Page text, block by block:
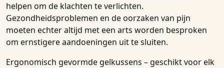
helpen om de klachten te verlichten.
Gezondheidsproblemen en de oorzaken van pijn
moeten echter altijd met een arts worden besproken
om ernstigere aandoeningen uit te sluiten.
Ergonomisch gevormde gelkussens – geschikt voor elk